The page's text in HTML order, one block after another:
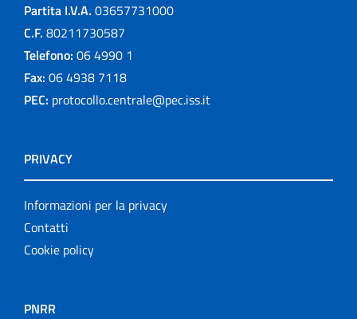
Partita I.V.A. 03657731000
C.F. 80211730587
Telefono: 06 4990 1
Fax: 06 4938 7118
PEC: protocollo.centrale@pec.iss.it
PRIVACY
Informazioni per la privacy
Contatti
Cookie policy
PNRR